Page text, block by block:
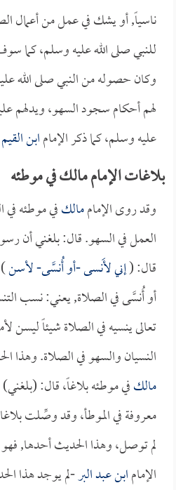
ناسياً, أو يشك في عمل من أعمال
للنبي صلى الله عليه وسلم، كما
وكان حصوله من النبي صلى الله
لهم أحكام سجود السهو، ويدلهم
عليه وسلم، كما ذكر الإمامابن القيم
بلاغات الإمام مالك في موطئه
وقد روى الإماممالكفي موطئه
العمل في السهو. قال: بلغني أن
قال: (إني لأَنسى -أو أُنسَّى- لأسن
أو أُنسَّى في الصلاة, يعني: نسب
تعالى ينسيه في الصلاة شيئاً ليسن
النسيان والسهو في الصلاة. وهذا
مالكفي موطئه بلاغاً، قال:
معروفة في الموطأ، وقد وصِّلت
لم توصل، وهذا الحديث أحدها,
الإمامابن عبد البر-لم يوجد هذا